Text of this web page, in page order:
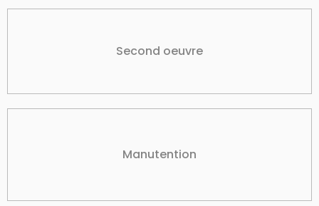
Second oeuvre
Manutention